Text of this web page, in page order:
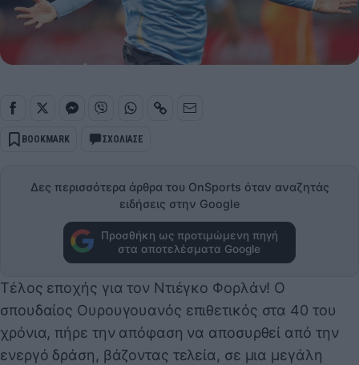
BOOKMARK ΣΧΟΛΙΑΣΕ
Δες περισσότερα άρθρα του OnSports όταν αναζητάς
ειδήσεις στην Google
Προσθήκη ως προτιμώμενη πηγή
στα αποτελέσματα Google
Τέλος εποχής για τον Ντιέγκο Φορλάν! Ο
σπουδαίος Ουρουγουανός επιθετικός στα 40 του
χρόνια, πήρε την απόφαση να αποσυρθεί από την
ενεργό δράση, βάζοντας τελεία, σε μια μεγάλη